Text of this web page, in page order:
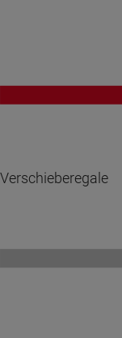
Verschieberegale